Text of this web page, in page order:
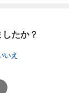
たか？
いえ